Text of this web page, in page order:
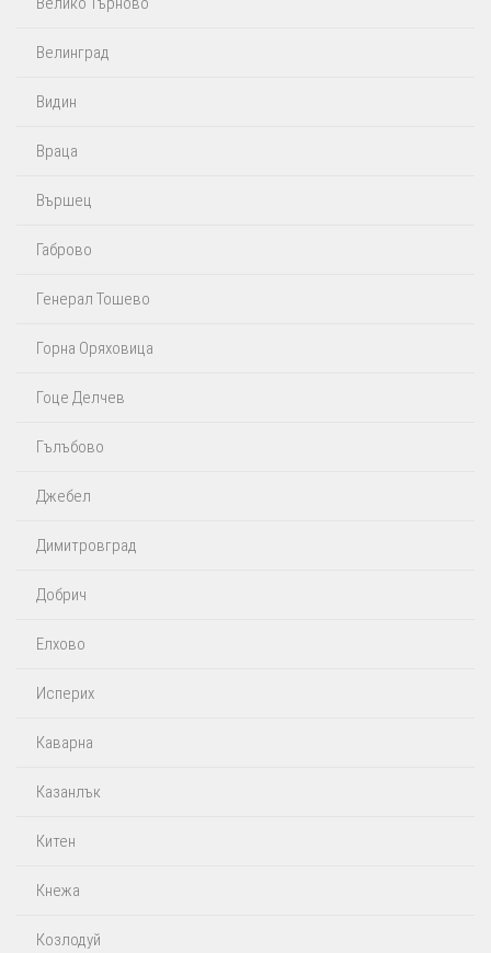
Велинград
Видин
Враца
Вършец
Габрово
Генерал Тошево
Горна Оряховица
Гоце Делчев
Гълъбово
Джебел
Димитровград
Добрич
Елхово
Исперих
Каварна
Казанлък
Китен
Кнежа
Козлодуй